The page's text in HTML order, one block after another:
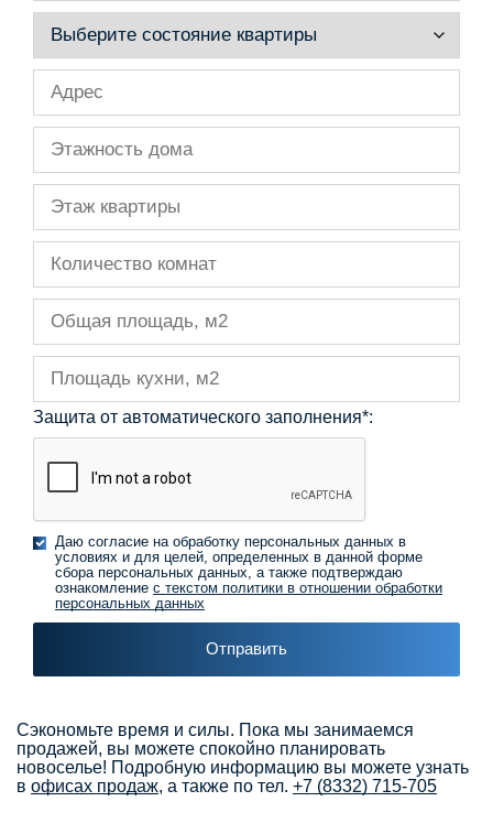
Защита от автоматического заполнения*:
Даю согласие на обработку персональных данных в
условиях и для целей, определенных в данной форме
сбора персональных данных, а также подтверждаю
ознакомление с текстом политики в отношении обработки
персональных данных
Сэкономьте время и силы. Пока мы занимаемся
продажей, вы можете спокойно планировать
новоселье! Подробную информацию вы можете узнать
в офисах продаж, а также по тел. +7 (8332) 715-705